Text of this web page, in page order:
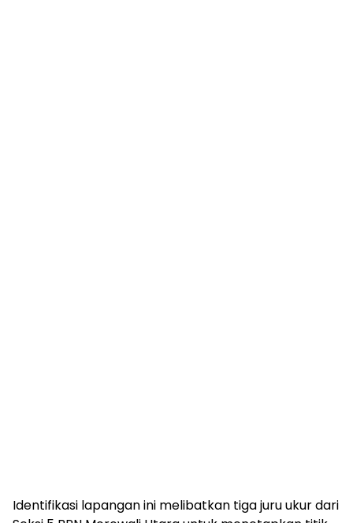
Identifikasi lapangan ini melibatkan tiga juru ukur dari